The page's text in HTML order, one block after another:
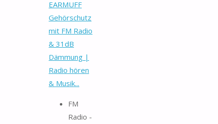
EARMUFF
Gehörschutz
mit FM Radio
& 31dB
Dämmung |
Radio hören
& Musik...
FM
Radio -